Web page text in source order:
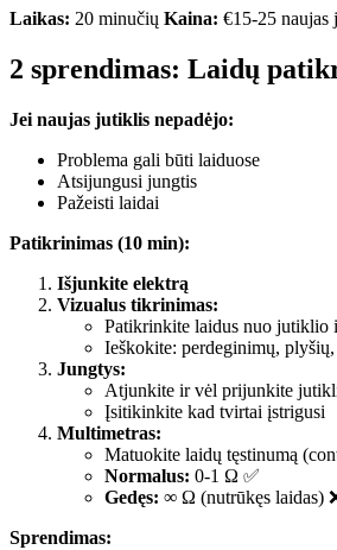
Laikas: 20 minučių Kaina: €15-25 naujas
2 sprendimas: Laidų
Jei naujas jutiklis nepadėjo:
Problema gali būti laiduose
Atsijungusi jungtis
Pažeisti laidai
Patikrinimas (10 min):
Išjunkite elektrą
Vizualus tikrinimas:
Patikrinkite laidus nuo jutiklio
Ieškokite: perdeginimų,
Jungtys:
Atjunkite ir vėl prijunkite
Įsitikinkite kad tvirtai įstrigusi
Multimetras:
Matuokite laidų tęstinumą
Normalus: 0-1 Ω ✅
Gedęs: ∞ Ω (nutrūkęs laidas)
Sprendimas: